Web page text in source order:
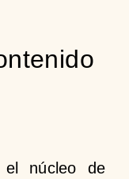
el núcleo de